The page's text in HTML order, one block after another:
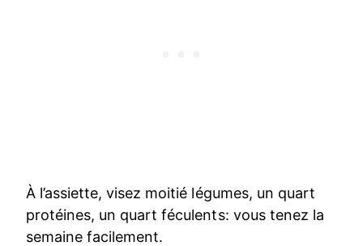
À l’assiette, visez moitié légumes, un quart
protéines, un quart féculents: vous tenez la
semaine facilement.